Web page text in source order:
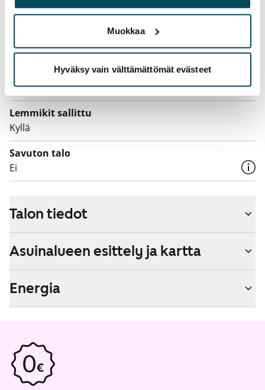
palvelujaan.
Muokkaa
Hyväksy vain välttämättömät evästeet
Vuokralainen solmii itse sähkösopimuksen.
Vuokraan sisältyy 50 M laajakaistaliittymä. Voit hankkia
lisänopeutta etuhintaan ottamalla yhteyttä
operaattoriin Telia.
Lemmikit sallittu
Kyllä
Savuton talo
Ei
Talon tiedot
Asuinalueen esittely ja kartta
Energia